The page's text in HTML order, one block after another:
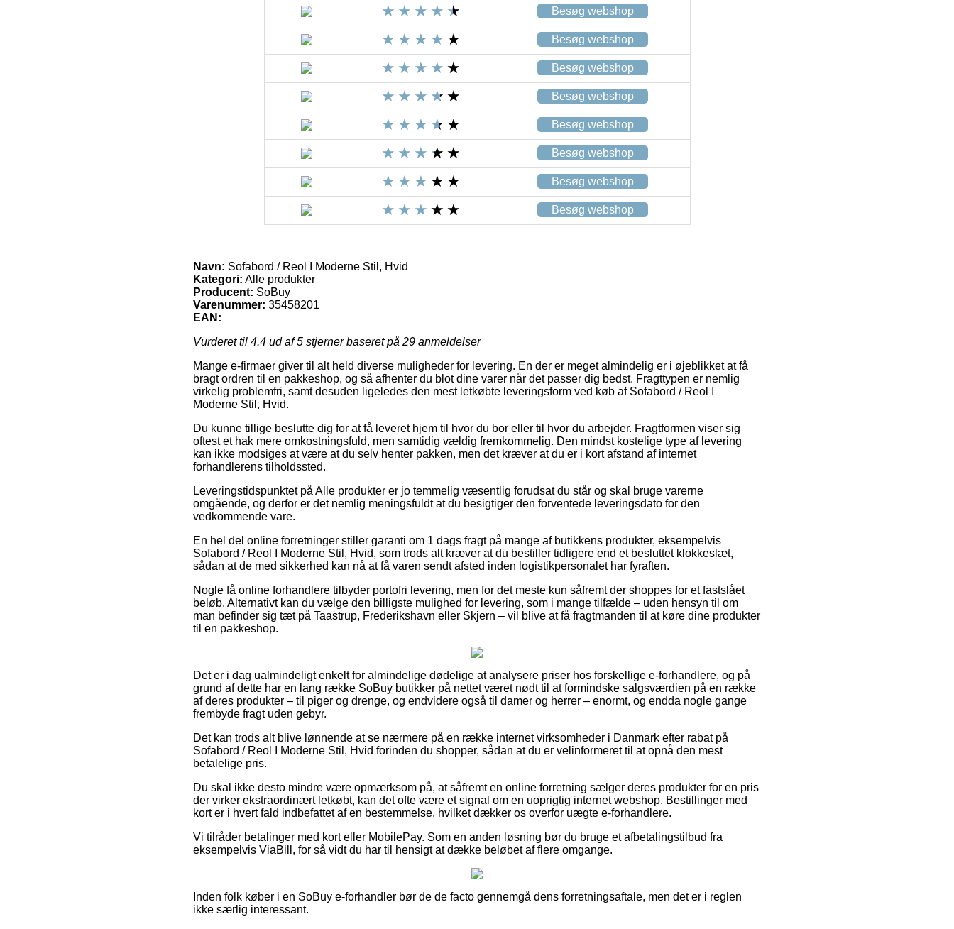
Besøg webshop
Besøg webshop
Besøg webshop
Besøg webshop
Besøg webshop
Besøg webshop
Besøg webshop
Besøg webshop
Navn: Sofabord / Reol I Moderne Stil, Hvid
Kategori: Alle produkter
Producent: SoBuy
Varenummer: 35458201
EAN:
Vurderet til 4.4 ud af 5 stjerner baseret på 29 anmeldelser
Mange e-firmaer giver til alt held diverse muligheder for levering. En der er meget almindelig er i øjeblikket at få
bragt ordren til en pakkeshop, og så afhenter du blot dine varer når det passer dig bedst. Fragttypen er nemlig
virkelig problemfri, samt desuden ligeledes den mest letkøbte leveringsform ved køb af Sofabord / Reol I
Moderne Stil, Hvid.
Du kunne tillige beslutte dig for at få leveret hjem til hvor du bor eller til hvor du arbejder. Fragtformen viser sig
oftest et hak mere omkostningsfuld, men samtidig vældig fremkommelig. Den mindst kostelige type af levering
kan ikke modsiges at være at du selv henter pakken, men det kræver at du er i kort afstand af internet
forhandlerens tilholdssted.
Leveringstidspunktet på Alle produkter er jo temmelig væsentlig forudsat du står og skal bruge varerne
omgående, og derfor er det nemlig meningsfuldt at du besigtiger den forventede leveringsdato for den
vedkommende vare.
En hel del online forretninger stiller garanti om 1 dags fragt på mange af butikkens produkter, eksempelvis
Sofabord / Reol I Moderne Stil, Hvid, som trods alt kræver at du bestiller tidligere end et besluttet klokkeslæt,
sådan at de med sikkerhed kan nå at få varen sendt afsted inden logistikpersonalet har fyraften.
Nogle få online forhandlere tilbyder portofri levering, men for det meste kun såfremt der shoppes for et fastslået
beløb. Alternativt kan du vælge den billigste mulighed for levering, som i mange tilfælde – uden hensyn til om
man befinder sig tæt på Taastrup, Frederikshavn eller Skjern – vil blive at få fragtmanden til at køre dine produkter
til en pakkeshop.
Det er i dag ualmindeligt enkelt for almindelige dødelige at analysere priser hos forskellige e-forhandlere, og på
grund af dette har en lang række SoBuy butikker på nettet været nødt til at formindske salgsværdien på en række
af deres produkter – til piger og drenge, og endvidere også til damer og herrer – enormt, og endda nogle gange
frembyde fragt uden gebyr.
Det kan trods alt blive lønnende at se nærmere på en række internet virksomheder i Danmark efter rabat på
Sofabord / Reol I Moderne Stil, Hvid forinden du shopper, sådan at du er velinformeret til at opnå den mest
betalelige pris.
Du skal ikke desto mindre være opmærksom på, at såfremt en online forretning sælger deres produkter for en pris
der virker ekstraordinært letkøbt, kan det ofte være et signal om en uoprigtig internet webshop. Bestillinger med
kort er i hvert fald indbefattet af en bestemmelse, hvilket dækker os overfor uægte e-forhandlere.
Vi tilråder betalinger med kort eller MobilePay. Som en anden løsning bør du bruge et afbetalingstilbud fra
eksempelvis ViaBill, for så vidt du har til hensigt at dække beløbet af flere omgange.
Inden folk køber i en SoBuy e-forhandler bør de de facto gennemgå dens forretningsaftale, men det er i reglen
ikke særlig interessant.